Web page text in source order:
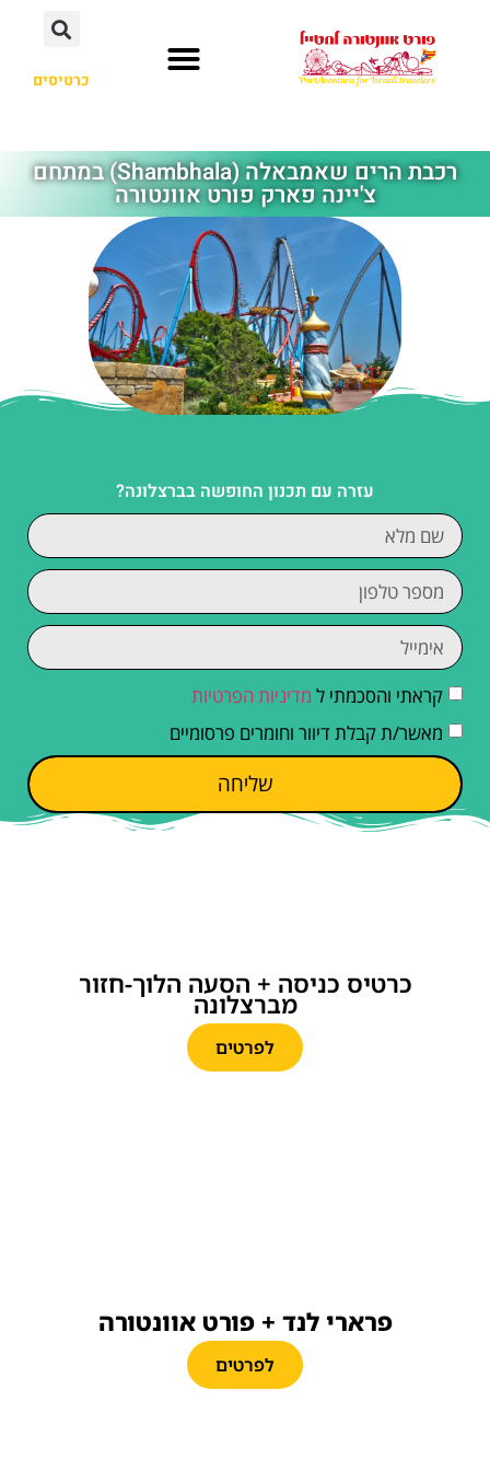
כרטיסים
רכבת הרים שאמבאלה (Shambhala) במתחם
צ'יינה פארק פורט אוונטורה
עזרה עם תכנון החופשה בברצלונה?
קראתי והסכמתי ל מדיניות הפרטיות
מאשר/ת קבלת דיוור וחומרים פרסומיים
שליחה
כרטיס כניסה + הסעה הלוך-חזור
מברצלונה
לפרטים
פרארי לנד + פורט אוונטורה
לפרטים